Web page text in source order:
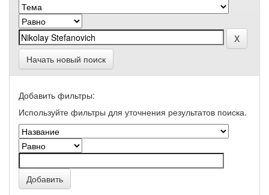
Начать новый поиск
Добавить фильтры:
Используйте фильтры для уточнения результатов поиска.